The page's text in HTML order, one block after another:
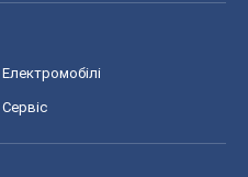
Електромобілі
Сервіс